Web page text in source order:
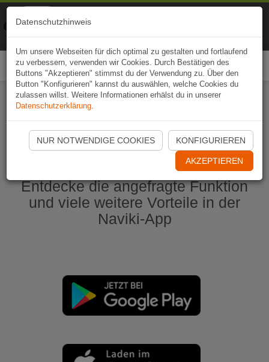
Naviki App jetzt öffnen
Entdecke die angefragte Funktion
und viele weitere Vorteile in der
Naviki-App
Datenschutzhinweis
Um unsere Webseiten für dich optimal zu gestalten und fortlaufend
zu verbessern, verwenden wir Cookies. Durch Bestätigen des
Buttons "Akzeptieren" stimmst du der Verwendung zu. Über den
Button "Konfigurieren" kannst du auswählen, welche Cookies du
zulassen willst. Weitere Informationen erhälst du in unserer
Datenschutzerklärung.
NUR NOTWENDIGE COOKIES KONFIGURIEREN
AKZEPTIEREN
Naviki